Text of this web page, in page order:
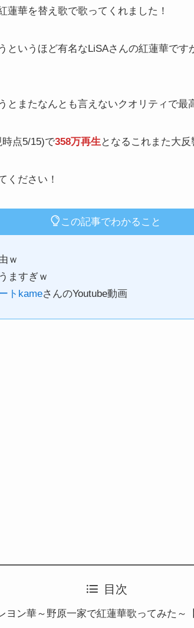
蓮華を替え歌で歌ってくれました！
というほど有名なLiSAさんの紅蓮華で
とまたなんとも言えないクオリティで最
点5/15)で358万再生となるこれまた大反
ください！
この記事でわかること
ｗ
ますぎｗ
トkameさんのYoutube動画
目次
ヨン華～野原一家で紅蓮華歌ってみた～